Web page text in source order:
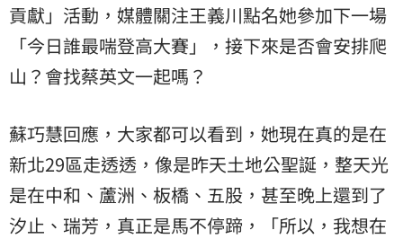
貢獻」活動，媒體關注王義川點名她參加下一場
「今日誰最喘登高大賽」，接下來是否會安排爬
山？會找蔡英文一起嗎？
蘇巧慧回應，大家都可以看到，她現在真的是在
新北29區走透透，像是昨天土地公聖誕，整天光
是在中和、蘆洲、板橋、五股，甚至晚上還到了
汐止、瑞芳，真正是馬不停蹄，「所以，我想在